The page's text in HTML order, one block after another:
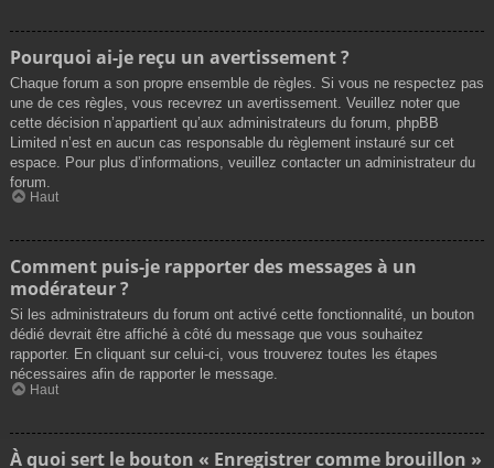
Pourquoi ai-je reçu un avertissement ?
Chaque forum a son propre ensemble de règles. Si vous ne respectez pas
une de ces règles, vous recevrez un avertissement. Veuillez noter que
cette décision n’appartient qu’aux administrateurs du forum, phpBB
Limited n’est en aucun cas responsable du règlement instauré sur cet
espace. Pour plus d’informations, veuillez contacter un administrateur du
forum.
Haut
Comment puis-je rapporter des messages à un
modérateur ?
Si les administrateurs du forum ont activé cette fonctionnalité, un bouton
dédié devrait être affiché à côté du message que vous souhaitez
rapporter. En cliquant sur celui-ci, vous trouverez toutes les étapes
nécessaires afin de rapporter le message.
Haut
À quoi sert le bouton « Enregistrer comme brouillon »